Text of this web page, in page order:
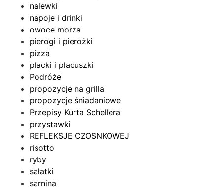
nalewki
napoje i drinki
owoce morza
pierogi i pierożki
pizza
placki i placuszki
Podróże
propozycje na grilla
propozycje śniadaniowe
Przepisy Kurta Schellera
przystawki
REFLEKSJE CZOSNKOWEJ
risotto
ryby
sałatki
sarnina